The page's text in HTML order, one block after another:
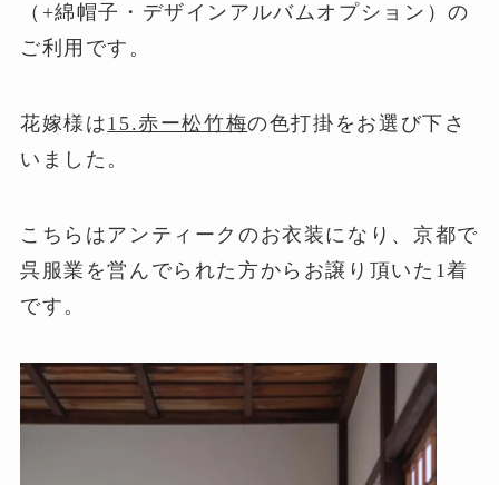
（+綿帽子・デザインアルバムオプション）の
ご利用です。
花嫁様は15.赤ー松竹梅の色打掛をお選び下さ
いました。
こちらはアンティークのお衣装になり、京都で
呉服業を営んでられた方からお譲り頂いた1着
です。